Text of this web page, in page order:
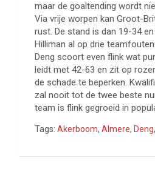
maar de goaltending wordt
Via vrije worpen kan Groot-
rust. De stand is dan 19-34
Hilliman al op drie
Deng scoort even flink wat
leidt met 42-63 en zit op
de schade te beperken.
zal nooit tot de twee beste
team is flink gegroeid in
Tags: Akerboom, Almere, Deng,